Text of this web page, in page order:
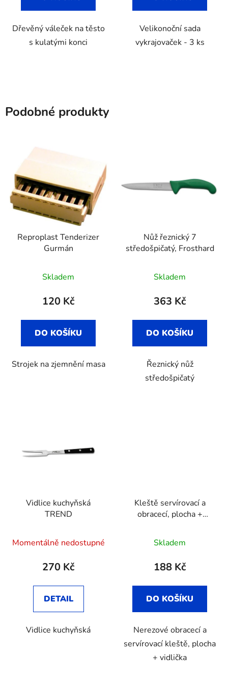
Dřevěný váleček na těsto
s kulatými konci
Velikonoční sada
vykrajovaček - 3 ks
Podobné produkty
Reproplast Tenderizer
Gurmán
Skladem
120 Kč
DO KOŠÍKU
Strojek na zjemnění masa
Nůž řeznický 7
středošpičatý, Frosthard
Skladem
363 Kč
DO KOŠÍKU
Řeznický nůž
středošpičatý
Vidlice kuchyňská
TREND
Momentálně nedostupné
270 Kč
DETAIL
Vidlice kuchyňská
Kleště servírovací a
obracecí, plocha +
Skladem
188 Kč
DO KOŠÍKU
Nerezové obracecí a
servírovací kleště, plocha
+ vidlička